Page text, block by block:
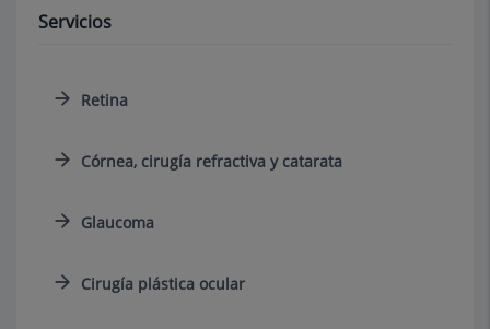
Servicios
Retina
Córnea, cirugía refractiva y catarata
Glaucoma
Cirugía plástica ocular